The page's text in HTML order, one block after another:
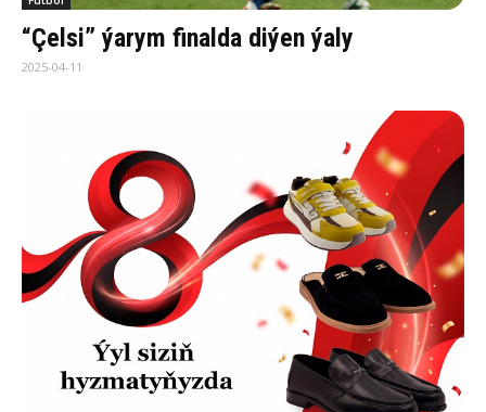
“Çelsi” ýarym finalda diýen ýaly
2025-04-11